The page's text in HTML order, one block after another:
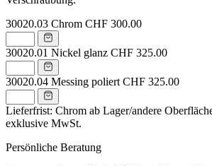
30020.03 Chrom CHF 300.00
30020.01 Nickel glanz CHF 325.00
30020.04 Messing poliert CHF 325.00
Lieferfrist: Chrom ab Lager/andere
exklusive MwSt.
Persönliche Beratung